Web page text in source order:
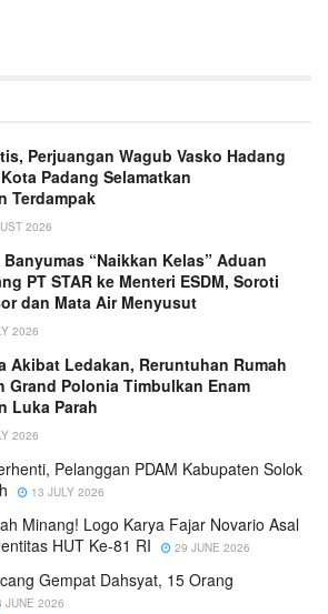
Perjuangan Wagub Vasko Hadang
Padang Selamatkan
Terdampak
2026
Banyumas “Naikkan Kelas” Aduan
PT STAR ke Menteri ESDM, Soroti
dan Mata Air Menyusut
2026
Akibat Ledakan, Reruntuhan Rumah
Grand Polonia Timbulkan Enam
Luka Parah
2026
Pelanggan PDAM Kabupaten Solok
13 JULY 2026
Minang! Logo Karya Fajar Novario Asal
HUT Ke-81 RI
29 JUNE 2026
Gempat Dahsyat, 15 Orang
JUNE 2026